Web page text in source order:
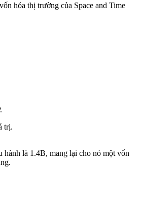
hóa thị trường của Space and Time
trị.
là 1.4B, mang lại cho nó một vốn